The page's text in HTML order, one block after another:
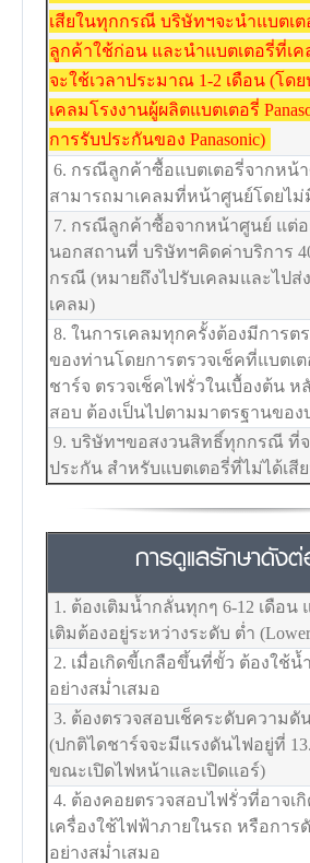
เสียในทุกกรณี บริษัทฯจะนำแบตเต
ลูกค้าใช้ก่อน และนำแบตเตอรี่ที่เค
จะใช้เวลาประมาณ 1-2 เดือน (โด
เคลมโรงงานผู้ผลิตแบตเตอรี่
การรับประกันของ Panasonic)
6. กรณีลูกค้าซื้อแบตเตอรี่จากหน้า
สามารถมาเคลมที่หน้าศูนย์โดยไม่
7. กรณีลูกค้าซื้อจากหน้าศูนย์ แต่อ
นอกสถานที่ บริษัทฯคิดค่าบริการ
กรณี (หมายถึงไปรับเคลมและไปส่
เคลม)
8. ในการเคลมทุกครั้งต้องมีการต
ของท่านโดยการตรวจเช็คที่แบตเต
ชาร์จ ตรวจเช็คไฟรั่วในเบื้องต้น ห
สอบ ต้องเป็นไปตามมาตรฐานของ
9. บริษัทฯขอสงวนสิทธิ์ทุกกรณี ที่จ
ประกัน สำหรับแบตเตอรี่ที่ไม่ได้เสี
การดูแลรักษาดัง
1. ต้องเติมน้ำกลั่นทุกๆ 6-12 เดือน
เติมต้องอยู่ระหว่างระดับ ต่ำ
2. เมื่อเกิดขี้เกลือขึ้นที่ขั้ว ต้องใช้น้
อย่างสม่ำเสมอ
3. ต้องตรวจสอบเช็คระดับความดั
(ปกติไดชาร์จจะมีแรงดันไฟอยู่ที่
ขณะเปิดไฟหน้าและเปิดแอร์)
4. ต้องคอยตรวจสอบไฟรั่วที่อาจเ
เครื่องใช้ไฟฟ้าภายในรถ หรือการ
อย่างสม่ำเสมอ